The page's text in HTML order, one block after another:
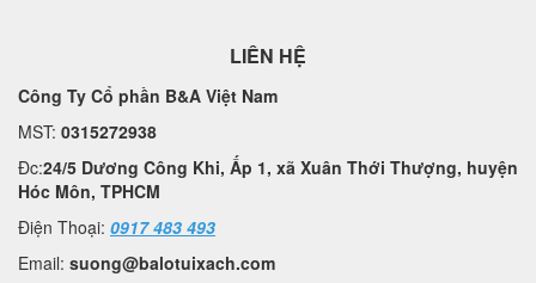
LIÊN HỆ
Công Ty Cổ phần B&A Việt Nam
MST: 0315272938
Đc:24/5 Dương Công Khi, Ấp 1, xã Xuân Thới Thượng, huyện
Hóc Môn, TPHCM
Điện Thoại: 0917 483 493
Email: suong@balotuixach.com